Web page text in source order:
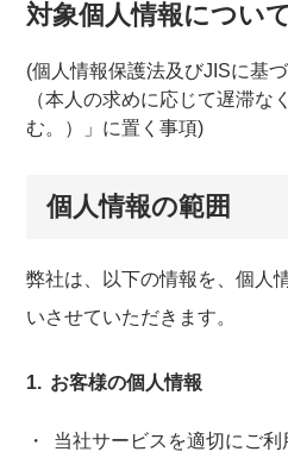
対象個人情報につい
(個人情報保護法及びJISに基
（本人の求めに応じて遅滞な
む。）」に置く事項)
個人情報の範囲
弊社は、以下の情報を、個人
いさせていただきます。
お客様の個人情報
当社サービスを適切にご利